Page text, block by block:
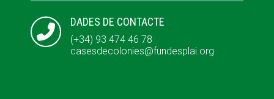

DADES DE CONTACTE
(+34) 93 474 46 78
casesdecolonies@fundesplai.org